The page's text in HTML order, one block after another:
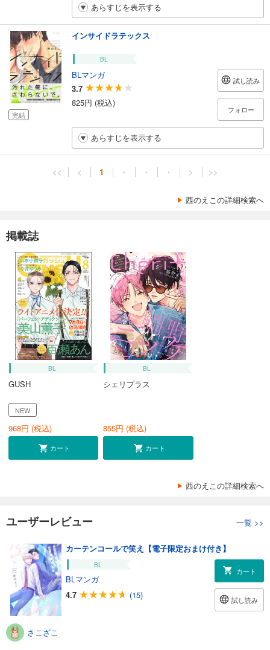
あらすじを表示する
完結
インサイドラテックス
BL
BLマンガ
3.7
825円 (税込)
試し読み
フォロー
あらすじを表示する
<< < 1 ・ ・ ・ > >>
西のえこの詳細検索へ
掲載誌
BL
GUSH
NEW
968円 (税込)
カート
BL
シェリプラス
855円 (税込)
カート
西のえこの詳細検索へ
ユーザーレビュー 一覧 >>
カーテンコールで笑え【電子限定おまけ付き】
BL
BLマンガ
4.7
(15)
カート
試し読み
さこざこ